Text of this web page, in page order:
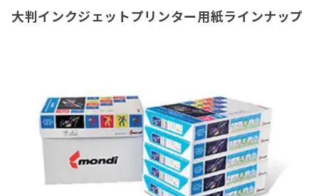
大判インクジェットプリンター用紙ラインナップ